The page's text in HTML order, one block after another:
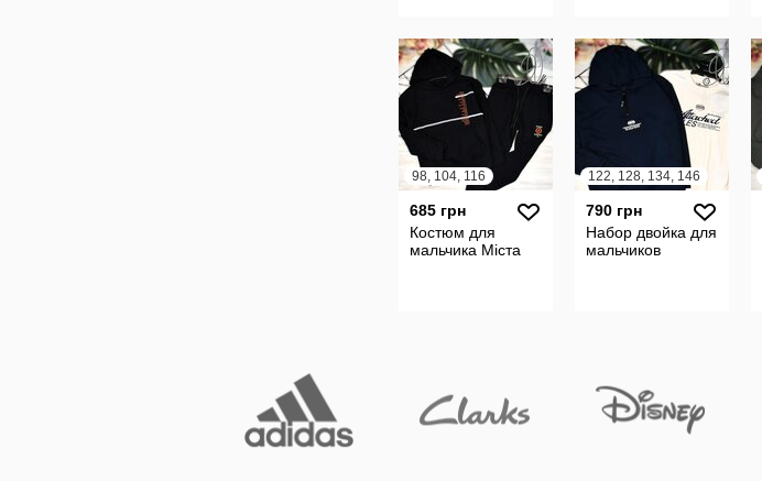
98, 104, 116
685 грн
Костюм для
мальчика Міста
122, 128, 134, 146
790 грн
Набор двойка для
мальчиков